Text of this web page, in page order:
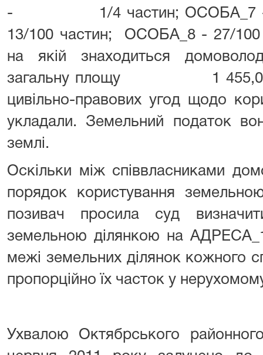
- 1/4 частин; ОСОБА_7 - 2/
13/100 частин; ОСОБА_8 - 27/100
на якій знаходиться
загальну площу 1 455,00
цивільно-правових угод щодо
укладали. Земельний податок
землі.
Оскільки між співвласниками
порядок користування
позивач просила суд
земельною ділянкою на
межі земельних ділянок кожного
пропорційно їх часток у
Ухвалою Октябрського